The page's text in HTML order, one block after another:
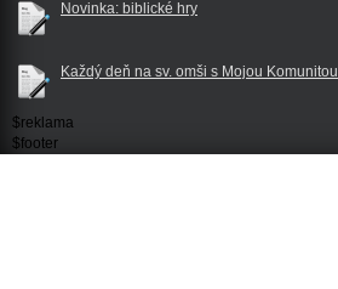
Novinka: biblické hry
Každý deň na sv. omši s Mojou Komunitou
$reklama
$footer